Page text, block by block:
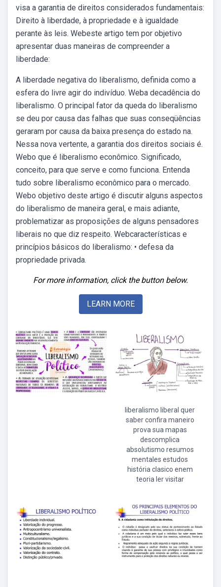
visa a garantia de direitos considerados fundamentais:
Direito à liberdade, à propriedade e à igualdade
perante às leis. Webeste artigo tem por objetivo
apresentar duas maneiras de compreender a
liberdade:
A liberdade negativa do liberalismo, definida como a
esfera do livre agir do indivíduo. Weba decadência do
liberalismo. O principal fator da queda do liberalismo
se deu por causa das falhas que suas conseqüências
geraram por causa da baixa presença do estado na.
Nessa nova vertente, a garantia dos direitos sociais é.
Webo que é liberalismo econômico. Significado,
conceito, para que serve e como funciona. Entenda
tudo sobre liberalismo econômico para o mercado.
Webo objetivo deste artigo é discutir alguns aspectos
do liberalismo de maneira geral, e mais adiante,
problematizar as proposições de alguns pensadores
liberais no que diz respeito. Webcaracterísticas e
princípios básicos do liberalismo: • defesa da
propriedade privada.
For more information, click the button below.
LEARN MORE
liberalismo liberal quer
saber confira maneiro
prova sua mapas
descomplica
absolutismo resumos
mentales estudos
história clasico enem
teoria ler visitar